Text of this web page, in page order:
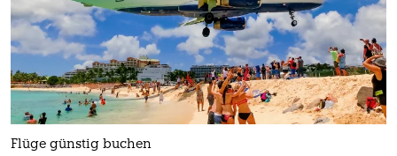
Flüge günstig buchen